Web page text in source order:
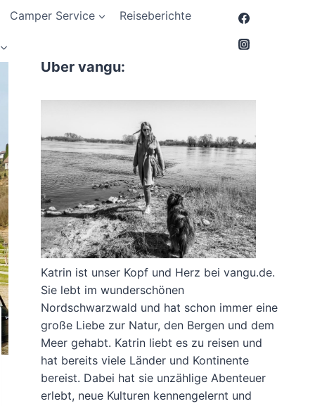
Camper Service Reiseberichte
Über vangu:
Katrin ist unser Kopf und Herz bei vangu.de.
Sie lebt im wunderschönen
Nordschwarzwald und hat schon immer eine
große Liebe zur Natur, den Bergen und dem
Meer gehabt. Katrin liebt es zu reisen und
hat bereits viele Länder und Kontinente
bereist. Dabei hat sie unzählige Abenteuer
erlebt, neue Kulturen kennengelernt und